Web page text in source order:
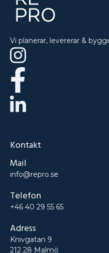
Vi planerar, levererar &
Kontakt
Mail
info@repro.se
Telefon
+46 40 29 55 65
Adress
Knivgatan 9
212 28 Malmö